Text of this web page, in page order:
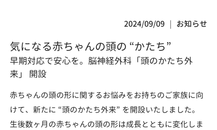
2024/09/09 お知らせ
気になる赤ちゃんの頭の “かたち”
早期対応で安心を。脳神経外科「頭のかたち外
来」 開設
赤ちゃんの頭の形に関するお悩みをお持ちのご家族に向
けて、新たに “頭のかたち外来” を開設いたしました。
生後数ヶ月の赤ちゃんの頭の形は成長とともに変化しま